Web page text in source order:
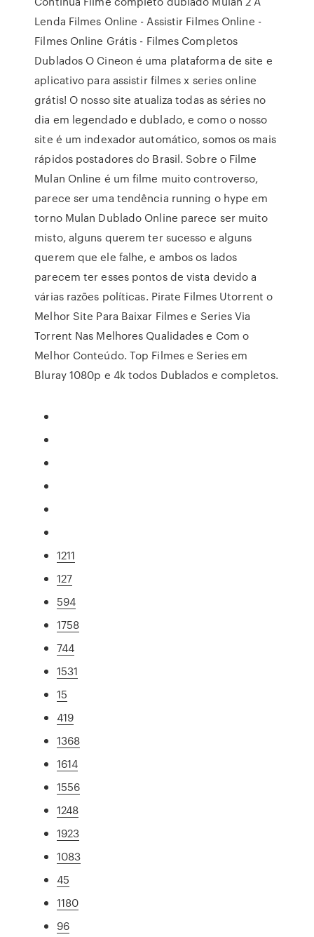
Lenda Filmes Online - Assistir Filmes Online -
Filmes Online Grátis - Filmes Completos
Dublados O Cineon é uma plataforma de site e
aplicativo para assistir filmes x series online
grátis! O nosso site atualiza todas as séries no
dia em legendado e dublado, e como o nosso
site é um indexador automático, somos os mais
rápidos postadores do Brasil. Sobre o Filme
Mulan Online é um filme muito controverso,
parece ser uma tendência running o hype em
torno Mulan Dublado Online parece ser muito
misto, alguns querem ter sucesso e alguns
querem que ele falhe, e ambos os lados
parecem ter esses pontos de vista devido a
várias razões políticas. Pirate Filmes Utorrent o
Melhor Site Para Baixar Filmes e Series Via
Torrent Nas Melhores Qualidades e Com o
Melhor Conteúdo. Top Filmes e Series em
Bluray 1080p e 4k todos Dublados e completos.
1211
127
594
1758
744
1531
15
419
1368
1614
1556
1248
1923
1083
45
1180
96